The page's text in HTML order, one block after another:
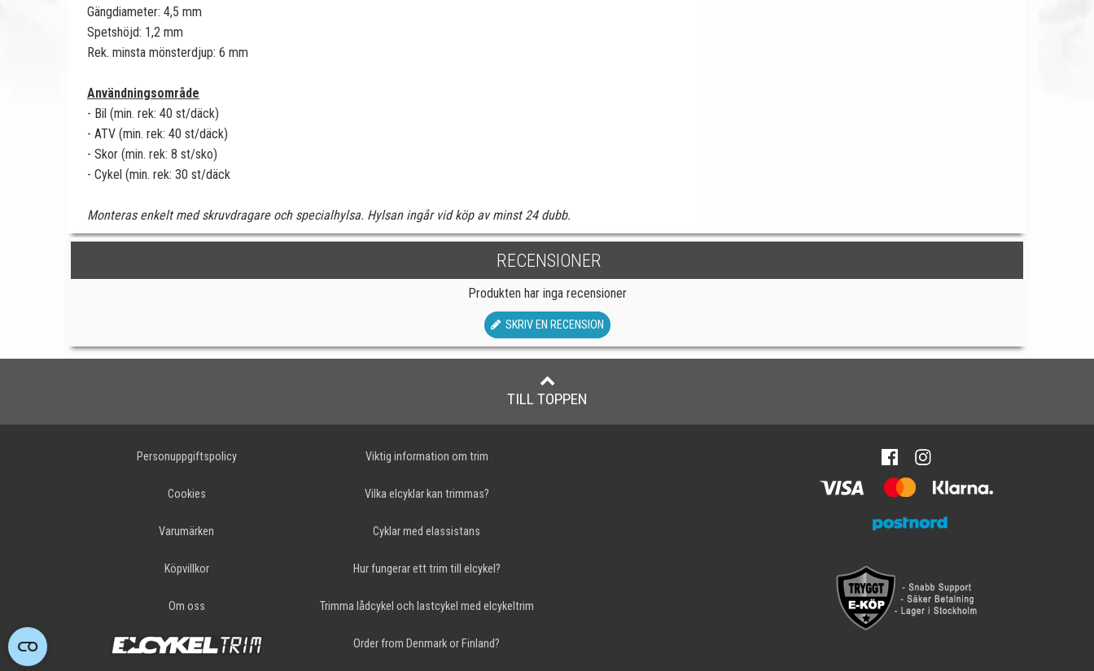
Gängdiameter: 4,5 mm
Spetshöjd: 1,2 mm
Rek. minsta mönsterdjup: 6 mm
Användningsområde
- Bil (min. rek: 40 st/däck)
- ATV (min. rek: 40 st/däck)
- Skor (min. rek: 8 st/sko)
- Cykel (min. rek: 30 st/däck
Monteras enkelt med skruvdragare och specialhylsa. Hylsan ingår vid köp av minst 24 dubb.
RECENSIONER
Produkten har inga recensioner
SKRIV EN RECENSION
TILL TOPPEN
Personuppgiftspolicy
Cookies
Varumärken
Köpvillkor
Om oss
Viktig information om trim
Vilka elcyklar kan trimmas?
Cyklar med elassistans
Hur fungerar ett trim till elcykel?
Trimma lådcykel och lastcykel med elcykeltrim
Order from Denmark or Finland?